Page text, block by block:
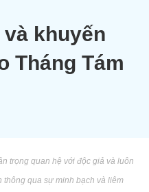
khuyến
Tháng Tám
trọng quan hệ với độc giả và luôn
qua sự minh bạch và liêm